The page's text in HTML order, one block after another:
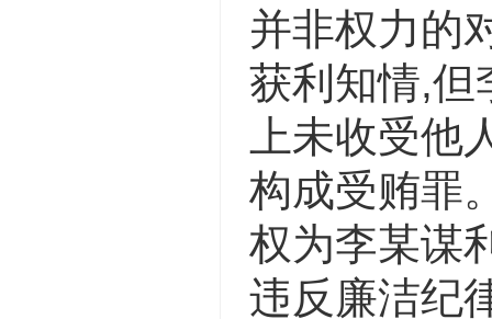
并非权力的
获利知情,但
上未收受
构成受贿罪
权为李某谋
违反廉洁纪